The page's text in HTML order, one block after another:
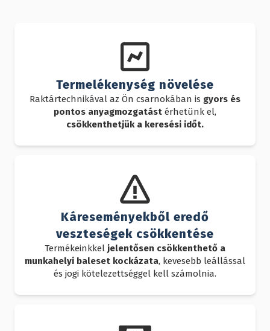
Termelékenység növelése
Raktártechnikával az Ön csarnokában is gyors és
pontos anyagmozgatást érhetünk el,
csökkenthetjük a keresési időt.
Káreseményekből eredő
veszteségek csökkentése
Termékeinkkel jelentősen csökkenthető a
munkahelyi baleset kockázata, kevesebb leállással
és jogi kötelezettséggel kell számolnia.